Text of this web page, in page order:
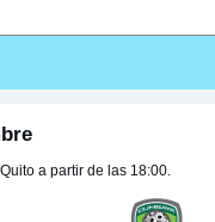
a partir de las 18:00.